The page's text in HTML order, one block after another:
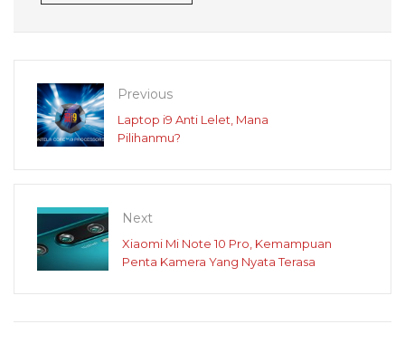
Previous
Laptop i9 Anti Lelet, Mana
Pilihanmu?
Next
Xiaomi Mi Note 10 Pro, Kemampuan
Penta Kamera Yang Nyata Terasa